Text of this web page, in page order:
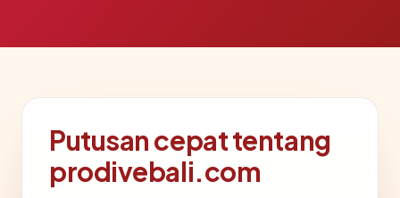
Putusan cepat tentang
prodivebali.com